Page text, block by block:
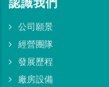
認識我們
公司願景
經營團隊
發展歷程
廠房設備